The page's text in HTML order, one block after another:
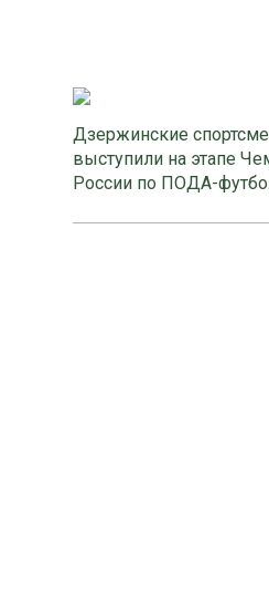
Дзержинские
выступили на этапе
России по ПОДА-